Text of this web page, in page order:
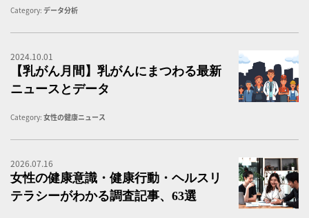
Category: データ分析
2024.10.01
【乳がん月間】乳がんにまつわる最新
ニュースとデータ
Category: 女性の健康ニュース
2026.07.16
女性の健康意識・健康行動・ヘルスリ
テラシーがわかる調査記事、63選